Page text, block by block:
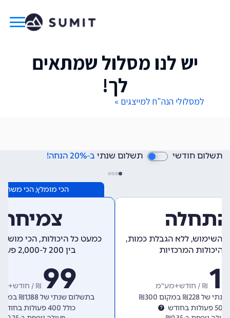
יש לנו מסלול שמתאים
לך!
למסלולי הנה"ח למייצגים »